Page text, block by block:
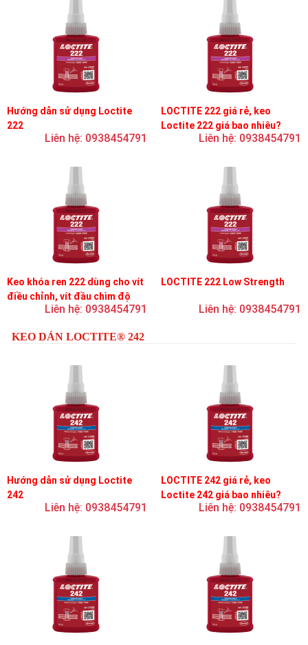
Hướng dẫn sử dụng Loctite
222
Liên hệ: 0938454791
LOCTITE 222 giá rẻ, keo
Loctite 222 giá bao nhiêu?
Liên hệ: 0938454791
Keo khóa ren 222 dùng cho vít
điều chỉnh, vít đầu chìm độ
bền thấpLiên hệ: 0938454791
LOCTITE 222 Low Strength
Liên hệ: 0938454791
KEO DÁN LOCTITE® 242
Hướng dẫn sử dụng Loctite
242
Liên hệ: 0938454791
LOCTITE 242 giá rẻ, keo
Loctite 242 giá bao nhiêu?
Liên hệ: 0938454791